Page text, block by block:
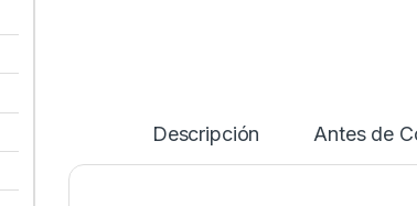
Descripción Antes de